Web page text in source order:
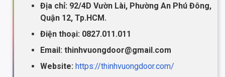
Địa chỉ: 92/4D Vườn Lài, Phường An Phú Đông,
Quận 12, Tp.HCM.
Điện thoại: 0827.011.011
Email: thinhvuongdoor@gmail.com
Website: https://thinhvuongdoor.com/